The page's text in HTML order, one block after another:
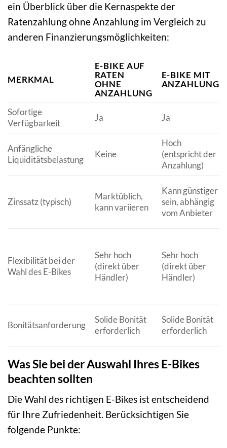
ein Überblick über die Kernaspekte der
Ratenzahlung ohne Anzahlung im Vergleich zu
anderen Finanzierungsmöglichkeiten:
MERKMAL
E-BIKE AUF
RATEN
OHNE
ANZAHLUNG
E-BIKE MIT
ANZAHLUNG
Sofortige
Verfügbarkeit
Ja Ja
Anfängliche
Liquiditätsbelastung
Keine
Hoch
(entspricht der
Anzahlung)
Zinssatz (typisch)
Marktüblich,
kann variieren
Kann günstiger
sein, abhängig
vom Anbieter
Flexibilität bei der
Wahl des E-Bikes
Sehr hoch
(direkt über
Händler)
Sehr hoch
(direkt über
Händler)
Bonitätsanforderung
Solide Bonität
erforderlich
Solide Bonität
erforderlich
Was Sie bei der Auswahl Ihres E-Bikes
beachten sollten
Die Wahl des richtigen E-Bikes ist entscheidend
für Ihre Zufriedenheit. Berücksichtigen Sie
folgende Punkte: